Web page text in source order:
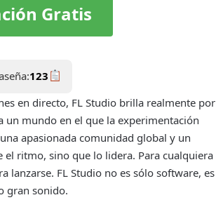
Gratis
123
en directo, FL Studio brilla realmente por
un mundo en el que la experimentación
apasionada comunidad global y un
el ritmo, sino que lo lidera. Para cualquiera
lanzarse. FL Studio no es sólo software, es
gran sonido.